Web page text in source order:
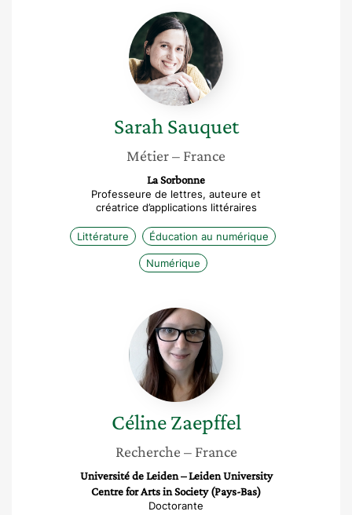
Sarah
Sauquet
Sarah Sauquet
Métier– France
La Sorbonne
Professeure de lettres, auteure et
créatrice d’applications littéraires
Littérature Éducation au numérique
Numérique
Céline
Zaepffel
Céline Zaepffel
Recherche – France
Université de Leiden – Leiden University
Centre for Arts in Society (Pays-Bas)
Doctorante